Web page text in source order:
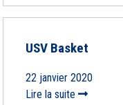
USV Basket
22 janvier 2020
Lire la suite